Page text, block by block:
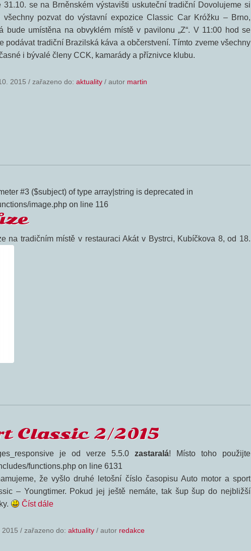
31.10. se na Brněnském výstavišti uskuteční tradiční Dovolujeme si
všechny pozvat do výstavní expozice Classic Car Króžku – Brno,
bude umístěna na obvyklém místě v pavilonu „Z“. V 11:00 hod se
podávat tradiční Brazilská káva a občerstvení. Tímto zveme všechny
i bývalé členy CCK, kamarády a příznivce klubu.
2015 / zařazeno do: aktuality / autor martin
#3 ($subject) of type array|string is deprecated in
image.php on line 116
na tradičním místě v restauraci Akát v Bystrci, Kubíčkova 8, od 18.
Classic 2/2015
je od verze 5.5.0 zastaralá! Místo toho použijte
functions.php on line 6131
že vyšlo druhé letošní číslo časopisu Auto motor a sport
– Youngtimer. Pokud jej ještě nemáte, tak šup šup do nejbližší
Číst dále
2015 / zařazeno do: aktuality / autor redakce